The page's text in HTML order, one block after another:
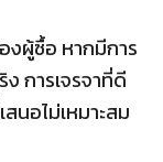
งผู้ซื้อ หากมีการ
การเจรจาที่ดี
นอไม่เหมาะสม